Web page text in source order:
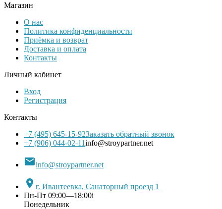
Магазин
О нас
Политика конфиденциальности
Приёмка и возврат
Доставка и оплата
Контакты
Личный кабинет
Вход
Регистрация
Контакты
+7 (495) 645-15-92Заказать обратный звонок
+7 (906) 044-02-11info@stroypartner.net
info@stroypartner.net
 г. Ивантеевка, Санаторный проезд 1
Пн-Пт 09:00—18:00i
Понедельник